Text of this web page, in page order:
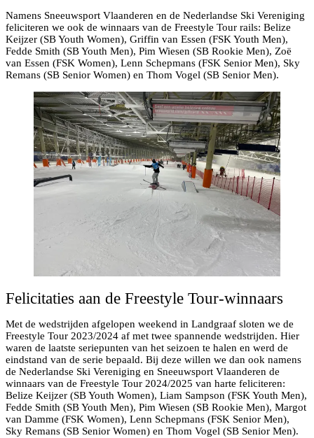
Namens Sneeuwsport Vlaanderen en de Nederlandse Ski Vereniging
feliciteren we ook de winnaars van de Freestyle Tour rails: Belize
Keijzer (SB Youth Women), Griffin van Essen (FSK Youth Men),
Fedde Smith (SB Youth Men), Pim Wiesen (SB Rookie Men), Zoë
van Essen (FSK Women), Lenn Schepmans (FSK Senior Men), Sky
Remans (SB Senior Women) en Thom Vogel (SB Senior Men).
Felicitaties aan de Freestyle Tour-winnaars
Met de wedstrijden afgelopen weekend in Landgraaf sloten we de
Freestyle Tour 2023/2024 af met twee spannende wedstrijden. Hier
waren de laatste seriepunten van het seizoen te halen en werd de
eindstand van de serie bepaald. Bij deze willen we dan ook namens
de Nederlandse Ski Vereniging en Sneeuwsport Vlaanderen de
winnaars van de Freestyle Tour 2024/2025 van harte feliciteren:
Belize Keijzer (SB Youth Women), Liam Sampson (FSK Youth Men),
Fedde Smith (SB Youth Men), Pim Wiesen (SB Rookie Men), Margot
van Damme (FSK Women), Lenn Schepmans (FSK Senior Men),
Sky Remans (SB Senior Women) en Thom Vogel (SB Senior Men).